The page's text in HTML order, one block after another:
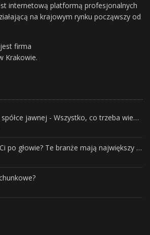
internetową platformą profesjonalnych
na krajowym rynku począwszy od
firma
Krakowie.
Sprzedaż udziałów w spółce jawnej - Wszystko, co trzeba wiedzieć.
Własna firma chodzi Ci po głowie? Te branże mają największy potencjał rozwoju